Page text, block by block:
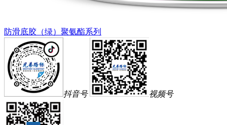
防滑底胶（绿）聚氨酯系列
抖音号 视频号